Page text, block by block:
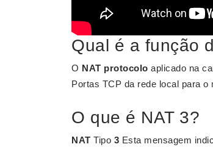
Qual é a função
O NAT protocolo aplicado na
Portas TCP da rede local para o
O que é NAT 3?
NAT Tipo 3 Esta mensagem